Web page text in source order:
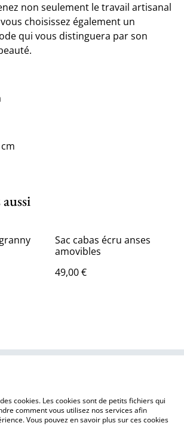
non seulement le travail artisanal
choisissez également un
qui vous distinguera par son
Sac cabas écru anses
amovibles
49,00 €
de
Politique des cookies
cookies. Les cookies sont de petits fichiers qui
comment vous utilisez nos services afin
Vous pouvez en savoir plus sur ces cookies